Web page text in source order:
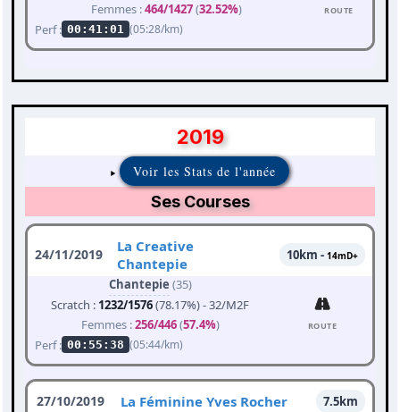
Femmes :464/1427(32.52%)
Perf : 00:41:01 (05:28/km)
ROUTE
2019
Voir les Stats de l'année
Ses Courses
24/11/2019
La Creative
Chantepie
10km - 14mD+
Chantepie (35)
Scratch : 1232/1576(78.17%) - 32/M2F
Femmes :256/446(57.4%)
Perf : 00:55:38 (05:44/km)
ROUTE
27/10/2019 La Féminine Yves Rocher
7.5km